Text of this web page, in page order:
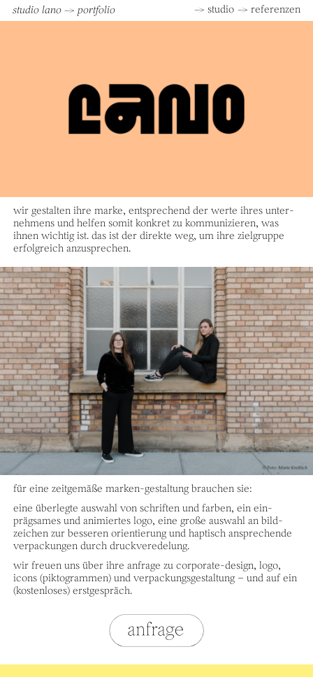
→ studio → referenzen
studio lano → portfolio
wir gestalten ihre marke, entsprechend der werte ihres unter­
nehmens und helfen somit konkret zu kommu­nizieren, was
ihnen wichtig ist. das ist der direkte weg, um ihre ziel­gruppe
erfolg­reich anzu­sprechen.
für eine zeit­gemäße marken-gestaltung brauchen sie:
eine überlegte aus­wahl von schriften und farben, ein ein­
prägsames und animiertes logo, eine große aus­wahl an bild­
zeichen zur besseren orientierung und haptisch ansprechende
ver­packungen durch druck­veredelung.
wir freuen uns über ihre anfrage zu corporate-design, logo,
icons (pikto­grammen) und verpackungs­gestaltung – und auf ein
(kostenloses) erst­gespräch.